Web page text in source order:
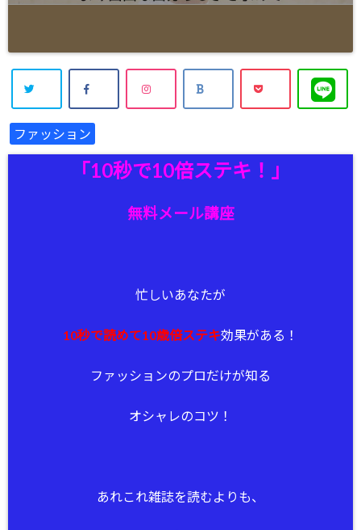
ファッション
「10秒で10倍ステキ！」
無料メール講座
忙しいあなたが
10秒で読めて10歳倍ステキ効果がある！
ファッションのプロだけが知る
オシャレのコツ！
あれこれ雑誌を読むよりも、